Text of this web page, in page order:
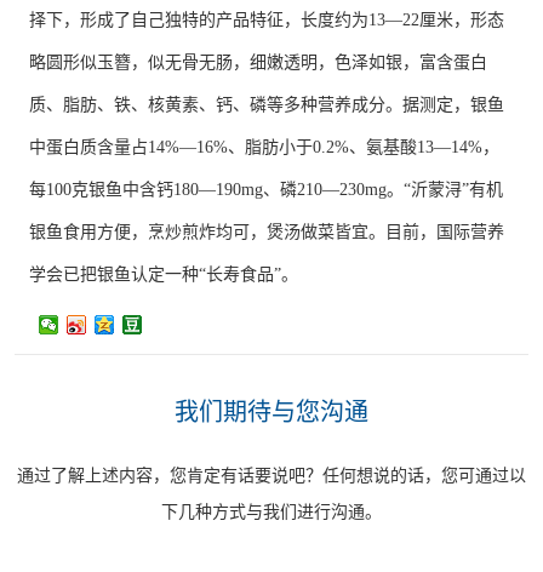
择下，形成了自己独特的产品特征，长度约为13—22厘米，形态
略圆形似玉簪，似无骨无肠，细嫩透明，色泽如银，富含蛋白
质、脂肪、铁、核黄素、钙、磷等多种营养成分。据测定，银鱼
中蛋白质含量占14%—16%、脂肪小于0.2%、氨基酸13—14%，
每100克银鱼中含钙180—190mg、磷210—230mg。“沂蒙浔”有机
银鱼食用方便，烹炒煎炸均可，煲汤做菜皆宜。目前，国际营养
学会已把银鱼认定一种“长寿食品”。
我们期待与您沟通
通过了解上述内容，您肯定有话要说吧？任何想说的话，您可通过以
下几种方式与我们进行沟通。